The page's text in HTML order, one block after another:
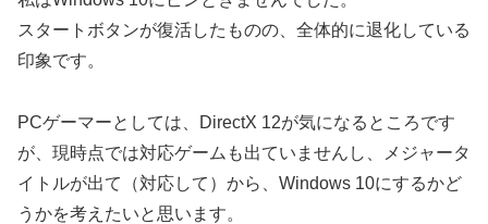
スタートボタンが復活したものの、全体的に退化している
印象です。
PCゲーマーとしては、DirectX 12が気になるところです
が、現時点では対応ゲームも出ていませんし、メジャータ
イトルが出て（対応して）から、Windows 10にするかど
うかを考えたいと思います。